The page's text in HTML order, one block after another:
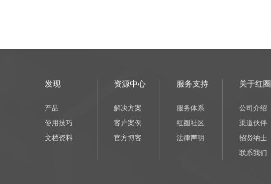
发现
产品
使用技巧
文档资料
资源中心
解决方案
客户案例
官方博客
服务支持
服务体系
红圈社区
法律声明
关于红圈
公司介绍
渠道伙伴
招贤纳士
联系我们